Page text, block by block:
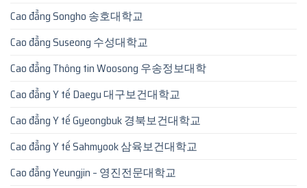
Cao đẳng Songho 송호대학교
Cao đẳng Suseong 수성대학교
Cao đẳng Thông tin Woosong 우송정보대학
Cao đẳng Y tế Daegu 대구보건대학교
Cao đẳng Y tế Gyeongbuk 경북보건대학교
Cao đẳng Y tế Sahmyook 삼육보건대학교
Cao đẳng Yeungjin – 영진전문대학교